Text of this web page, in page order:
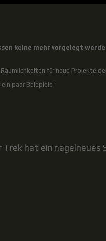
keine mehr vorgelegt
für neue Projekte
paar Beispiele:
Trek hat ein nagelneues